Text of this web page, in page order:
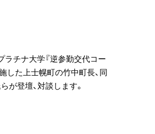
ラチナ大学『逆参勤交代コー
した上士幌町の竹中町長、同
登壇、対談します。